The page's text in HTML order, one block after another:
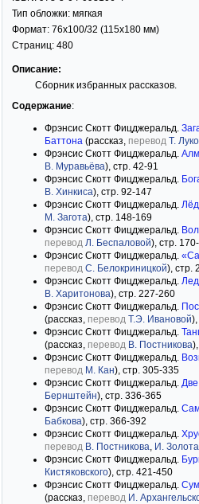
Тип обложки: мягкая
Формат: 76x100/32 (115x180 мм)
Страниц: 480
Описание:
Сборник избранных рассказов.
Содержание:
Фрэнсис Скотт Фицджеральд.
Баттона (рассказ, перевод Т.
Фрэнсис Скотт Фицджеральд.
В. Муравьёва), стр. 42-91
Фрэнсис Скотт Фицджеральд.
В. Хинкиса), стр. 92-147
Фрэнсис Скотт Фицджеральд.
М. Загота), стр. 148-169
Фрэнсис Скотт Фицджеральд.
перевод Л. Беспаловой), стр.
Фрэнсис Скотт Фицджеральд.
перевод С. Белокриницкой), стр.
Фрэнсис Скотт Фицджеральд.
В. Харитонова), стр. 227-260
Фрэнсис Скотт Фицджеральд.
(рассказ, перевод Т.Э. Ивановой
Фрэнсис Скотт Фицджеральд.
(рассказ, перевод В. Постникова
Фрэнсис Скотт Фицджеральд.
перевод М. Кан), стр. 305-335
Фрэнсис Скотт Фицджеральд.
Бернштейн), стр. 336-365
Фрэнсис Скотт Фицджеральд.
Бабкова), стр. 366-392
Фрэнсис Скотт Фицджеральд.
перевод В. Постникова И.
Фрэнсис Скотт Фицджеральд.
Кистяковского), стр. 421-450
Фрэнсис Скотт Фицджеральд.
(рассказ, перевод И.